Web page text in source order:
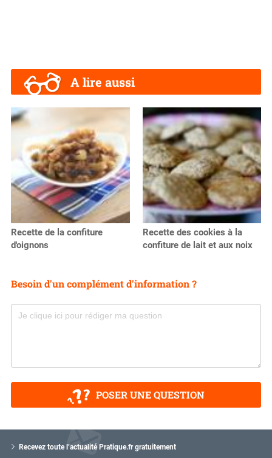
A lire aussi
Recette de la confiture
d'oignons
Recette des cookies à la
confiture de lait et aux noix
Besoin d'un complément d'information ?
POSER UNE QUESTION
Recevez toute l’actualité Pratique.fr gratuitement
o